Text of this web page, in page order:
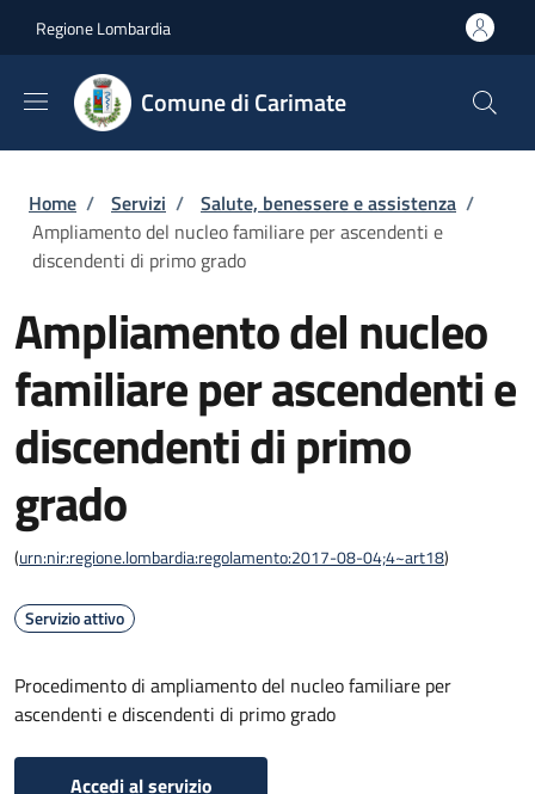
Regione Lombardia
Comune di Carimate
Briciole di pane
Home / Servizi / Salute, benessere e assistenza /
Ampliamento del nucleo familiare per ascendenti e
discendenti di primo grado
Ampliamento del nucleo
familiare per ascendenti e
discendenti di primo
grado
(urn:nir:regione.lombardia:regolamento:2017-08-04;4~art18)
Servizio attivo
Procedimento di ampliamento del nucleo familiare per
ascendenti e discendenti di primo grado
Accedi al servizio